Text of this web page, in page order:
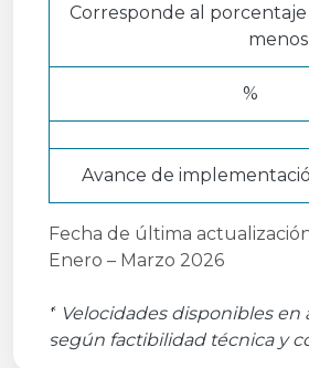
Corresponde al
%
Avance de
Fecha de última
Enero – Marzo 2026
* Velocidades disponibles en
según factibilidad técnica y